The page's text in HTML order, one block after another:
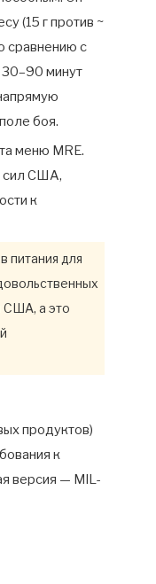
(15 г против ~
сравнению с
30–90 минут
боя.
меню MRE.
сил США,
к
питания для
США, а это
продуктов)
к
версия — MIL-